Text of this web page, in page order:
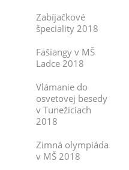
Zabíjačkové
špeciality 2018
Fašiangy v MŠ
Ladce 2018
Vlámanie do
osvetovej besedy
v Tunežiciach
2018
Zimná olympiáda
v MŠ 2018